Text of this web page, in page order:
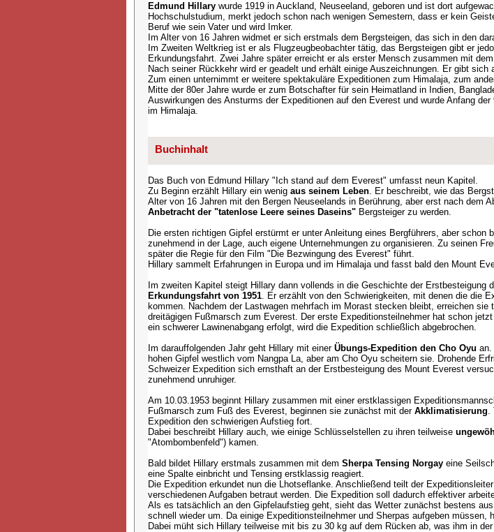
Edmund Hillary wurde 1919 in Auckland, Neuseeland, geboren und ist dort
Hochschulstudium, merkt jedoch schon nach wenigen Semestern, dass er kein
Beruf wie sein Vater und wird Imker.
Im Alter von 16 Jahren widmet er sich erstmals dem Bergsteigen, das sich in den
Im Zweiten Weltkrieg ist er als Flugzeugbeobachter tätig, das Bergsteigen gibt er
Erkundungsfahrt. Zwei Jahre später erreicht er als erster Mensch zusammen mit
Nach seiner Rückkehr wird er geadelt und erhält einige Auszeichnungen. Er gibt
Zum einen unternimmt er weitere spektakuläre Expeditionen zum Himalaja, zum
Mitte der 80er Jahre wurde er zum Botschafter für sein Heimatland in Indien,
Auswirkungen des Ansturms der Expeditionen auf den Everest und wurde Anfang
im Himalaja.
Buchinhalt
Das Buch von Edmund Hillary "Ich stand auf dem Everest" umfasst neun Kapitel.
Zu Beginn erzählt Hillary ein wenig aus seinem Leben. Er beschreibt, wie das
Alter von 16 Jahren mit den Bergen Neuseelands in Berührung, aber erst nach dem
Anbetracht der "tatenlose Leere seines Daseins" Bergsteiger zu werden.
Die ersten richtigen Gipfel erstürmt er unter Anleitung eines Bergführers, aber
zunehmend in der Lage, auch eigene Unternehmungen zu organisieren. Zu seinen
später die Regie für den Film "Die Bezwingung des Everest" führt.
Hillary sammelt Erfahrungen in Europa und im Himalaja und fasst bald den Mount
Im zweiten Kapitel steigt Hillary dann vollends in die Geschichte der Erstbesteigung
Erkundungsfahrt von 1951. Er erzählt von den Schwierigkeiten, mit denen die die
kommen. Nachdem der Lastwagen mehrfach im Morast stecken bleibt, erreichen
dreitägigen Fußmarsch zum Everest. Der erste Expeditionsteilnehmer hat schon
ein schwerer Lawinenabgang erfolgt, wird die Expedition schließlich abgebrochen.
Im darauffolgenden Jahr geht Hillary mit einer Übungs-Expedition den Cho Oyu an.
hohen Gipfel westlich vom Nangpa La, aber am Cho Oyu scheitern sie. Drohende
Schweizer Expedition sich ernsthaft an der Erstbesteigung des Mount Everest
zunehmend unruhiger.
Am 10.03.1953 beginnt Hillary zusammen mit einer erstklassigen
Fußmarsch zum Fuß des Everest, beginnen sie zunächst mit der Akklimatisierung.
Expedition den schwierigen Aufstieg fort.
Dabei beschreibt Hillary auch, wie einige Schlüsselstellen zu ihren teilweise
"Atombombenfeld") kamen.
Bald bildet Hillary erstmals zusammen mit dem Sherpa Tensing Norgay eine
eine Spalte einbricht und Tensing erstklassig reagiert.
Die Expedition erkundet nun die Lhotseflanke. Anschließend teilt der
verschiedenen Aufgaben betraut werden. Die Expedition soll dadurch effektiver
Als es tatsächlich an den Gipfelaufstieg geht, sieht das Wetter zunächst bestens
schnell wieder um. Da einige Expeditionsteilnehmer und Sherpas aufgeben
Dabei müht sich Hillary teilweise mit bis zu 30 kg auf dem Rücken ab, was ihm in